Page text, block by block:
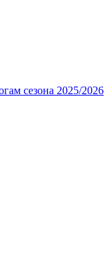
сезона 2025/2026